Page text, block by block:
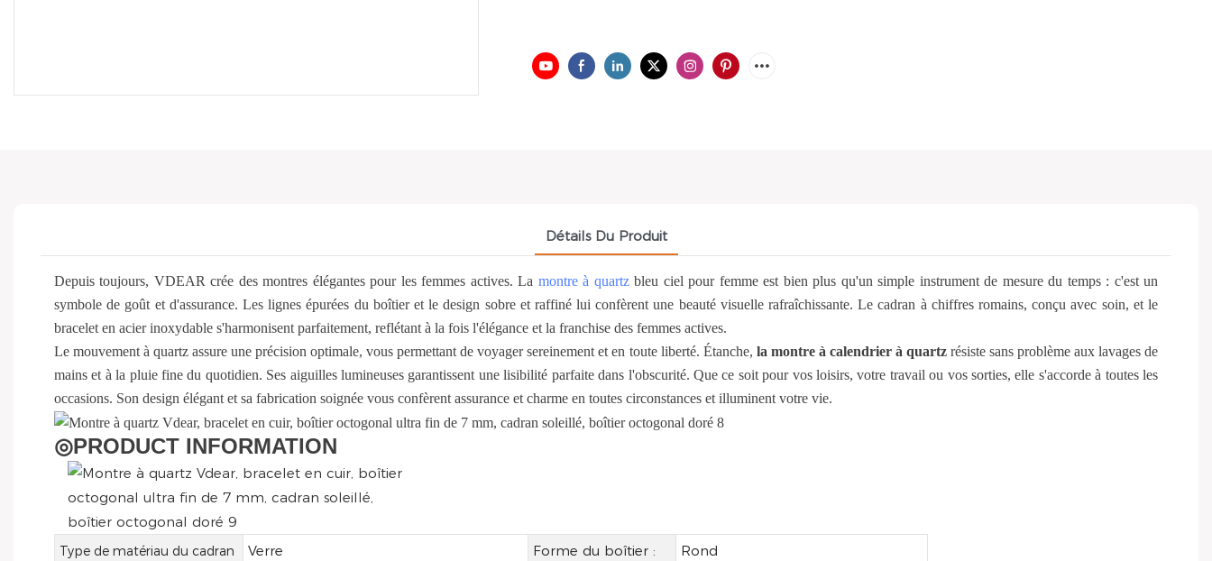
Détails Du Produit
Depuis toujours, VDEAR crée des montres élégantes pour les femmes actives. La montre à quartzbleu ciel pour femme est bien plus qu'un simple instrument de mesure du temps : c'est un
symbole de goût et d'assurance. Les lignes épurées du boîtier et le design sobre et raffiné lui confèrent une beauté visuelle rafraîchissante. Le cadran à chiffres romains, conçu avec soin, et le
bracelet en acier inoxydable s'harmonisent parfaitement, reflétant à la fois l'élégance et la franchise des femmes actives.
Le mouvement à quartz assure une précision optimale, vous permettant de voyager sereinement et en toute liberté. Étanche, la montre à calendrier à quartzrésiste sans problème aux lavages de
mains et à la pluie fine du quotidien. Ses aiguilles lumineuses garantissent une lisibilité parfaite dans l'obscurité. Que ce soit pour vos loisirs, votre travail ou vos sorties, elle s'accorde à toutes les
occasions. Son design élégant et sa fabrication soignée vous confèrent assurance et charme en toutes circonstances et illuminent votre vie.
◎PRODUCT INFORMATION
Type de matériau du cadran
Verre Forme du boîtier : Rond